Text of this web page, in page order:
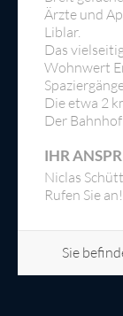
Ärzte und
Liblar.
Das
Wohnwert
Die etwa 2
Der
IHR
Niclas
Rufen Sie
Sie